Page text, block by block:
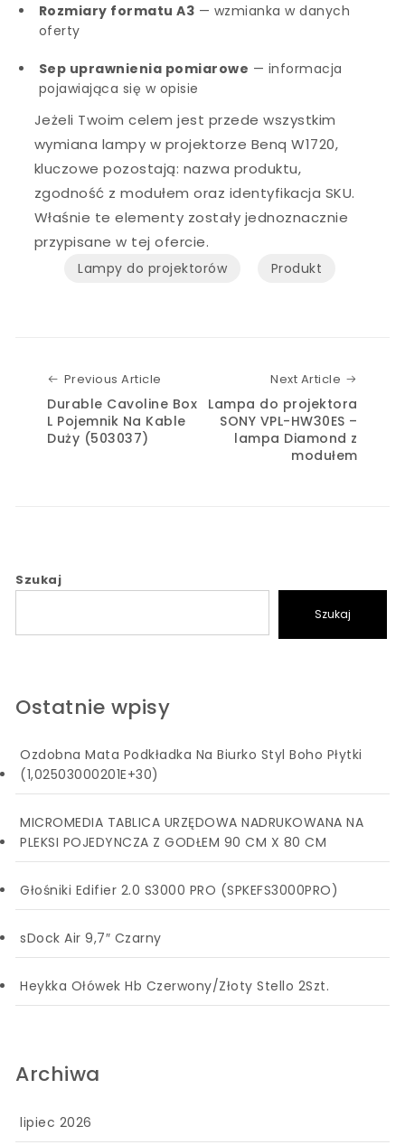
Rozmiary formatu A3 — wzmianka w danych
oferty
Sep uprawnienia pomiarowe — informacja
pojawiająca się w opisie
Jeżeli Twoim celem jest przede wszystkim
wymiana lampy w projektorze Benq W1720,
kluczowe pozostają: nazwa produktu,
zgodność z modułem oraz identyfikacja SKU.
Właśnie te elementy zostały jednoznacznie
przypisane w tej ofercie.
Lampy do projektorów Produkt
Previous Article
Durable Cavoline Box
L Pojemnik Na Kable
Duży (503037)
Next Article
Lampa do projektora
SONY VPL-HW30ES –
lampa Diamond z
modułem
Szukaj
Szukaj
Ostatnie wpisy
Ozdobna Mata Podkładka Na Biurko Styl Boho Płytki
(1,02503000201E+30)
MICROMEDIA TABLICA URZĘDOWA NADRUKOWANA NA
PLEKSI POJEDYNCZA Z GODŁEM 90 CM X 80 CM
Głośniki Edifier 2.0 S3000 PRO (SPKEFS3000PRO)
sDock Air 9,7″ Czarny
Heykka Ołówek Hb Czerwony/Złoty Stello 2Szt.
Archiwa
lipiec 2026